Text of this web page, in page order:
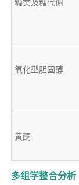
氧化型胆固醇
黄酮
多组学整合分析